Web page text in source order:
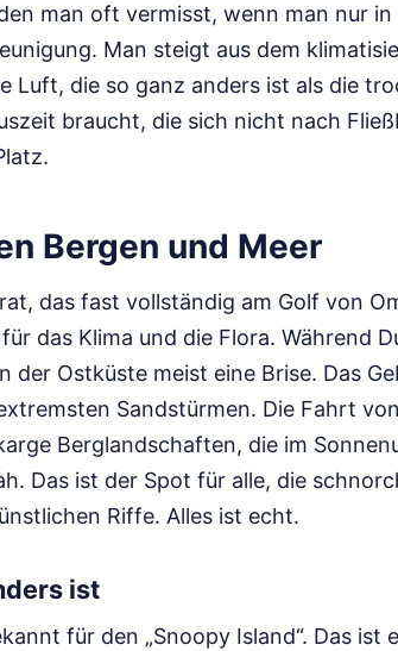
man oft vermisst, wenn man nur
Man steigt aus dem
Luft, die so ganz anders ist als die
braucht, die sich nicht nach
Bergen und Meer
das fast vollständig am Golf von
das Klima und die Flora. Während
Ostküste meist eine Brise. Das
Sandstürmen. Die Fahrt
Berglandschaften, die im
Das ist der Spot für alle, die
Riffe. Alles ist echt.
ist
für den „Snoopy Island“. Das ist